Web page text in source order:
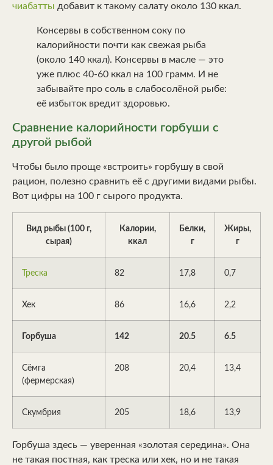
чиабатты добавит к такому салату около 130 ккал.
Консервы в собственном соку по
калорийности почти как свежая рыба
(около 140 ккал). Консервы в масле — это
уже плюс 40-60 ккал на 100 грамм. И не
забывайте про соль в слабосолёной рыбе:
её избыток вредит здоровью.
Сравнение калорийности горбуши с
другой рыбой
Чтобы было проще «встроить» горбушу в свой
рацион, полезно сравнить её с другими видами рыбы.
Вот цифры на 100 г сырого продукта.
Вид рыбы (100 г,
сырая)
Калории,
ккал
Белки,
г
Жиры,
г
Треска 82 17,8 0,7
Хек 86 16,6 2,2
Горбуша 142 20.5 6.5
Сёмга
(фермерская)
208 20,4 13,4
Скумбрия 205 18,6 13,9
Горбуша здесь — уверенная «золотая середина». Она
не такая постная, как треска или хек, но и не такая